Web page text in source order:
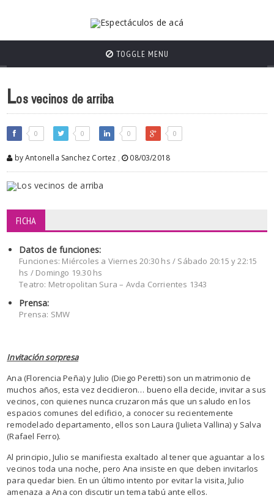
TOGGLE MENU
Los vecinos de arriba
0 0 0 0
by Antonella Sanchez Cortez , 08/03/2018
FICHA
Datos de funciones:
Funciones: Miércoles a Viernes 20:30 hs / Sábado 20:15 y 22:15
hs / Domingo 19.30 hs
Teatro: Metropolitan Sura – Avda Corrientes 1343
Prensa:
Prensa: SMW
Invitación sorpresa
Ana (Florencia Peña) y Julio (Diego Peretti) son un matrimonio de
muchos años, esta vez decidieron… bueno ella decide, invitar a sus
vecinos, con quienes nunca cruzaron más que un saludo en los
espacios comunes del edificio, a conocer su recientemente
remodelado departamento, ellos son Laura (Julieta Vallina) y Salva
(Rafael Ferro).
Al principio, Julio se manifiesta exaltado al tener que aguantar a los
vecinos toda una noche, pero Ana insiste en que deben invitarlos
para quedar bien. En un último intento por evitar la visita, Julio
amenaza a Ana con discutir un tema tabú ante ellos.